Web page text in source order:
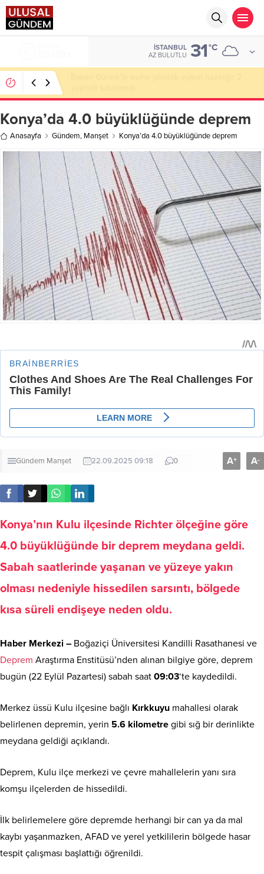
İSTANBUL
AZ BULUTLU 31°C
Konya’da 4.0 büyüklüğünde deprem
Anasayfa Gündem, Manşet Konya’da 4.0 büyüklüğünde deprem
Gündem Manşet 22.09.2025 09:18 0 A+ A-
Konya’nın Kulu ilçesinde Richter ölçeğine göre
4.0 büyüklüğünde bir deprem meydana geldi.
Sabah saatlerinde yaşanan ve yüzeye yakın
olması nedeniyle hissedilen sarsıntı, bölgede
kısa süreli endişeye neden oldu.
Haber Merkezi – Boğaziçi Üniversitesi Kandilli Rasathanesi ve
Deprem Araştırma Enstitüsü’nden alınan bilgiye göre, deprem
bugün (22 Eylül Pazartesi) sabah saat 09:03‘te kaydedildi.
Merkez üssü Kulu ilçesine bağlı Kırkkuyu mahallesi olarak
belirlenen depremin, yerin 5.6 kilometre gibi sığ bir derinlikte
meydana geldiği açıklandı.
Deprem, Kulu ilçe merkezi ve çevre mahallelerin yanı sıra
komşu ilçelerden de hissedildi.
İlk belirlemelere göre depremde herhangi bir can ya da mal
kaybı yaşanmazken, AFAD ve yerel yetkililerin bölgede hasar
tespit çalışması başlattığı öğrenildi.